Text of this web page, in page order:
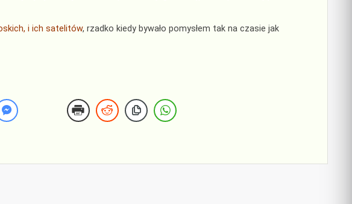
i ich satelitów, rzadko kiedy bywało pomysłem tak na czasie jak